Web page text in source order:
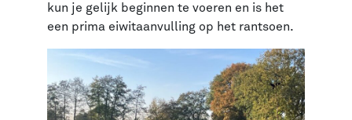
kun je gelijk beginnen te voeren en is het
een prima eiwitaanvulling op het rantsoen.